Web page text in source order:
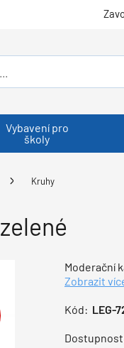
Vybavení pro
školy
Kruhy
Moderační
Zobrazit
Kód: LEG-